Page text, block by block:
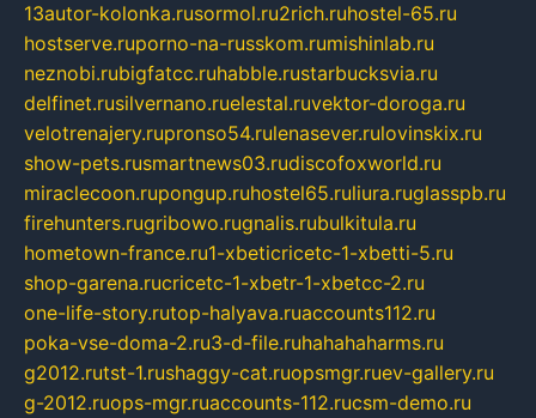
13autor-kolonka.rusormol.ru2rich.ruhostel-65.ru
hostserve.ruporno-na-russkom.rumishinlab.ru
neznobi.rubigfatcc.ruhabble.rustarbucksvia.ru
delfinet.rusilvernano.ruelestal.ruvektor-doroga.ru
velotrenajery.rupronso54.rulenasever.rulovinskix.ru
show-pets.rusmartnews03.rudiscofoxworld.ru
miraclecoon.rupongup.ruhostel65.ruliura.ruglasspb.ru
firehunters.rugribowo.rugnalis.rubulkitula.ru
hometown-france.ru1-xbeticricetc-1-xbetti-5.ru
shop-garena.rucricetc-1-xbetr-1-xbetcc-2.ru
one-life-story.rutop-halyava.ruaccounts112.ru
poka-vse-doma-2.ru3-d-file.ruhahahaharms.ru
g2012.rutst-1.rushaggy-cat.ruopsmgr.ruev-gallery.ru
g-2012.ruops-mgr.ruaccounts-112.rucsm-demo.ru